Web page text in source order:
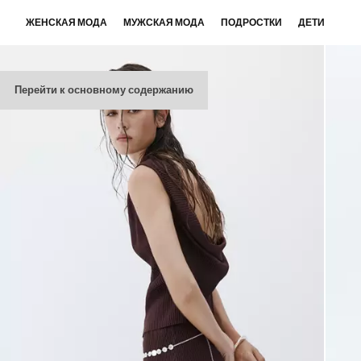
Перейти к основному содержанию
ЖЕНСКАЯ МОДА МУЖСКАЯ МОДА ПОДРОСТКИ ДЕТИ